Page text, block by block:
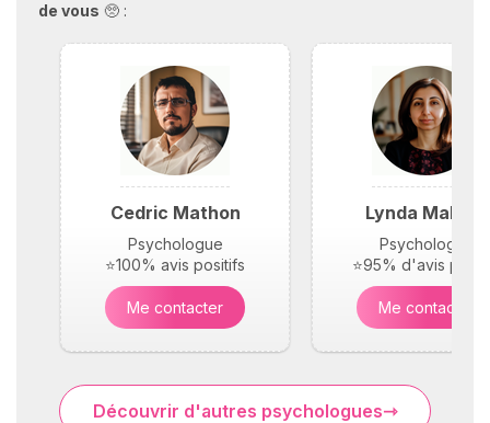
de vous 🥺 :
Cedric Mathon
Psychologue
⭐100% avis positifs
Me contacter
Lynda Maloufi
Psychologue
⭐95% d'avis
Me contacter
Découvrir d'autres psychologues